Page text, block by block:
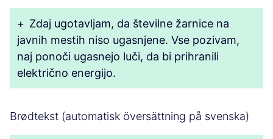
+ Zdaj ugotavljam, da številne žarnice na
javnih mestih niso ugasnjene. Vse pozivam,
naj ponoči ugasnejo luči, da bi prihranili
električno energijo.
Brødtekst (automatisk översättning på svenska)